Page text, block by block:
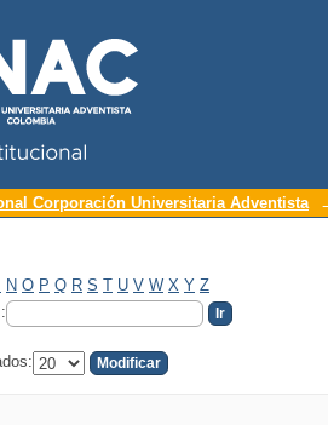
Corporación Universitaria Adventista
N O P Q R S T U V W X Y Z